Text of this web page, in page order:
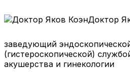
Доктор
заведующий
(гистероскопической)
акушерства и гинекологии